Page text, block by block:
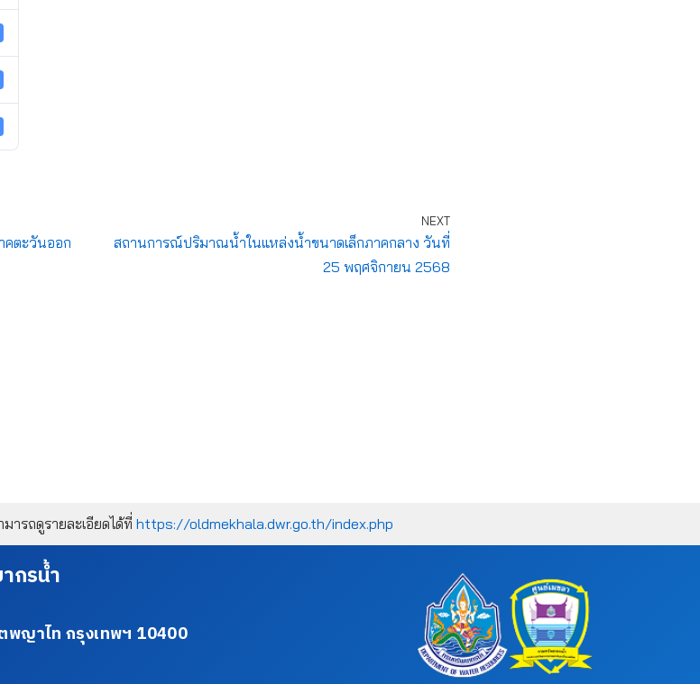
ตะวันออก
NEXT
สถานการณ์ปริมาณน้ำในแหล่งน้ำขนาดเล็กภาคกลาง วันที่
25 พฤศจิกายน 2568
รถดูรายละเอียดได้ที่ https://oldmekhala.dwr.go.th/index.php
กรน้ำ
พญาไท กรุงเทพฯ 10400